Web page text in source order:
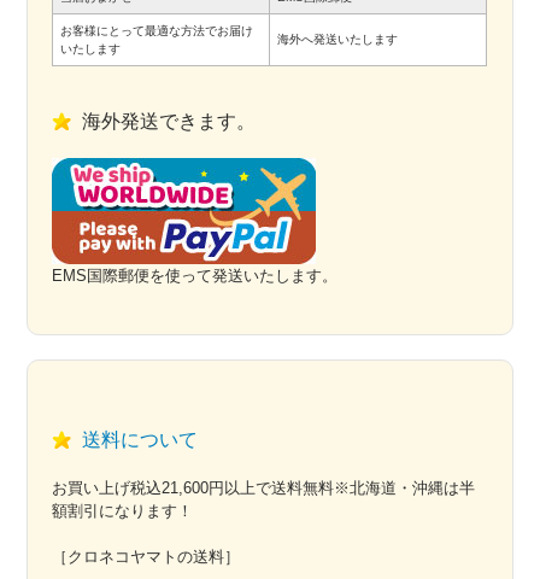
お客様にとって最適な方法でお届け
いたします
海外へ発送いたします
海外発送できます。
EMS国際郵便を使って発送いたします。
送料について
お買い上げ税込21,600円以上で送料無料※北海道・沖縄は半
額割引になります！
［クロネコヤマトの送料］